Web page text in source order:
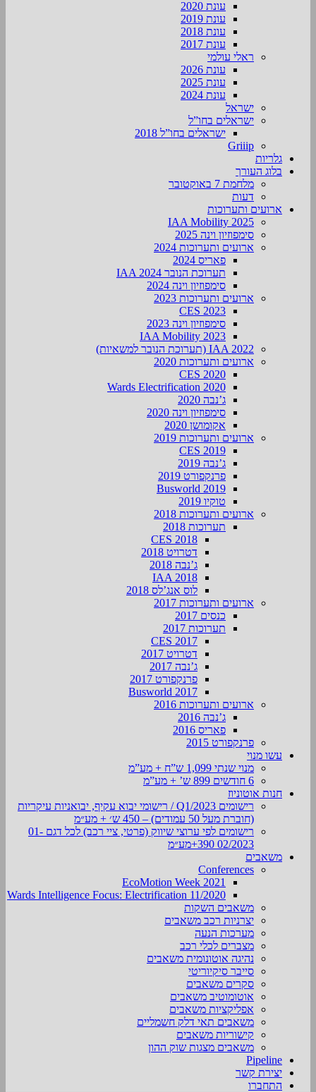
עונת 2020
עונת 2019
עונת 2018
עונת 2017
ראלי עולמי
עונת 2026
עונת 2025
עונת 2024
ישראל
ישראלים בחו”ל
ישראלים בחו”ל 2018
Griiip
גלריות
בלוג העורך
מלחמת 7 באוקטובר
דעות
ארועים ותערוכות
2025 IAA Mobility
סימפוזיון וינה 2025
ארועים ותערוכות 2024
פאריס 2024
תערוכת הנובר IAA 2024
סימפוזיון וינה 2024
ארועים ותערוכות 2023
CES 2023
סימפוזיון וינה 2023
IAA Mobility 2023
IAA 2022 (תערוכת הנובר למשאיות)
ארועים ותערוכות 2020
CES 2020
Wards Electrification 2020
ג’נבה 2020
סימפוזיון וינה 2020
אקומושן 2020
ארועים ותערוכות 2019
CES 2019
ג’נבה 2019
פרנקפורט 2019
Busworld 2019
טוקיו 2019
ארועים ותערוכות 2018
תערוכות 2018
CES 2018
דטרויט 2018
ג’נבה 2018
IAA 2018
לוס אנג’לס 2018
ארועים ותערוכות 2017
כנסים 2017
תערוכות 2017
CES 2017
דטרויט 2017
ג’נבה 2017
פרנקפורט 2017
Busworld 2017
ארועים ותערוכות 2016
ג’נבה 2016
פאריס 2016
פרנקפורט 2015
עשו מנוי
מנוי שנתי 1,099 ש”ח + מע”מ
6 חודשים 899 ש’ + מע”מ
חנות אוטוניוז
רישומים Q1/2023 / רישומי יבוא עקיף, יבואניות עיקריות
(חוברת מעל 50 עמודים) – 450 ש׳ + מע״מ
רישומים לפי ערוצי שיווק (פרטי, ציי רכב) לכל דגם 01-
02/2023 390+מע״מ
משאבים
Conferences
EcoMotion Week 2021
Wards Intelligence Focus: Electrification 11/2020
משאבים השקות
יצרניות רכב משאבים
מערכות הנעה
מצברים לכלי רכב
נהיגה אוטונומית משאבים
סייבר סיקיוריטי
סקרים משאבים
אוטומוטיב משאבים
אפליקציות משאבים
משאבים תאי דלק חשמליים
קישוריות משאבים
משאבים מצגות שוק ההון
Pipeline
יצירת קשר
התחברו